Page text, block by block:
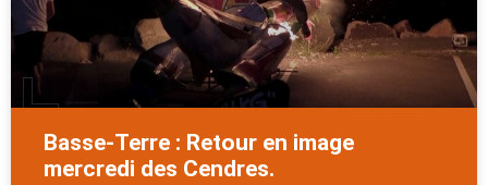
Basse-Terre : Retour en image
mercredi des Cendres.